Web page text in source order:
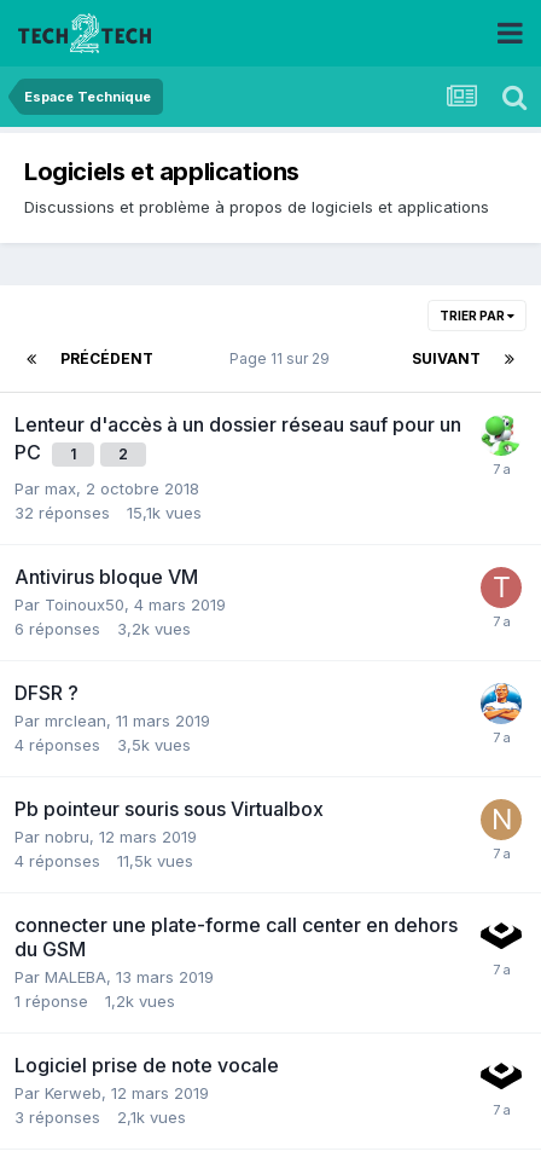
Espace Technique
Logiciels et applications
Discussions et problème à propos de logiciels et applications
TRIER PAR
PRÉCÉDENT SUIVANT
Page 11 sur 29
Lenteur d'accès à un dossier réseau sauf pour un
PC
1 2
Par max, 2 octobre 2018
32 réponses 15,1k vues
Antivirus bloque VM
Par Toinoux50, 4 mars 2019
6 réponses 3,2k vues
DFSR ?
Par mrclean, 11 mars 2019
4 réponses 3,5k vues
Pb pointeur souris sous Virtualbox
Par nobru, 12 mars 2019
4 réponses 11,5k vues
connecter une plate-forme call center en dehors
du GSM
Par MALEBA, 13 mars 2019
1 réponse 1,2k vues
Logiciel prise de note vocale
Par Kerweb, 12 mars 2019
3 réponses 2,1k vues